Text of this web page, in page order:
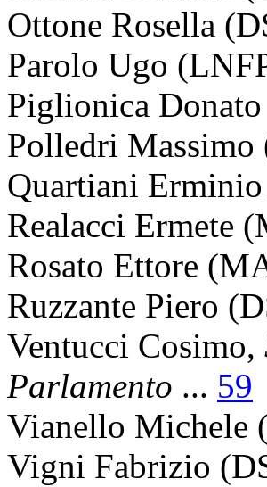
Ottone Rosella
Parolo Ugo
Piglionica Donato
Polledri Massimo
Quartiani
Realacci Ermete
Rosato Ettore
Ruzzante Piero
Ventucci Cosimo,
Parlamento ... 59
Vianello Michele
Vigni Fabrizio